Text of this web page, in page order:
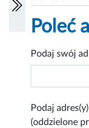
Poleć
Podaj swój
Podaj
(oddzielone